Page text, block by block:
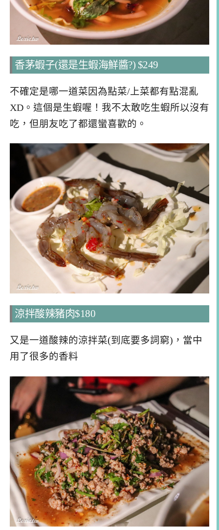
香茅蝦子(還是生蝦海鮮醬?) $249
不確定是哪一道菜因為點菜/上菜都有點混亂
XD。這個是生蝦喔！我不太敢吃生蝦所以沒有
吃，但朋友吃了都還蠻喜歡的。
涼拌酸辣豬肉$180
又是一道酸辣的涼拌菜(到底要多詞窮)，當中
用了很多的香料